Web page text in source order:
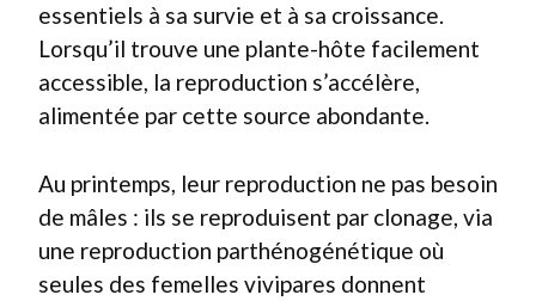
essentiels à sa survie et à sa croissance.
Lorsqu’il trouve une plante-hôte facilement
accessible, la reproduction s’accélère,
alimentée par cette source abondante.
Au printemps, leur reproduction ne pas besoin
de mâles : ils se reproduisent par clonage, via
une reproduction parthénogénétique où
seules des femelles vivipares donnent